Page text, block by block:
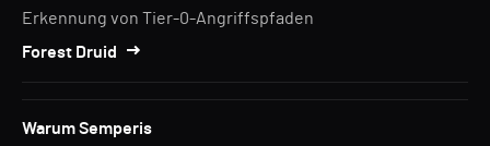
Erkennung von Tier-0-Angriffspfaden
Forest Druid
Warum Semperis